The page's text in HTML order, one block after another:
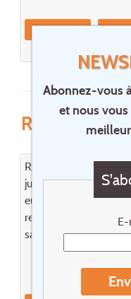
Abonnez-vous
et nous
Résidence &
Rien à redire,
juste: prix du petit -
euros/jour/personne
restaurant de l'hotel
satisfaisante sans